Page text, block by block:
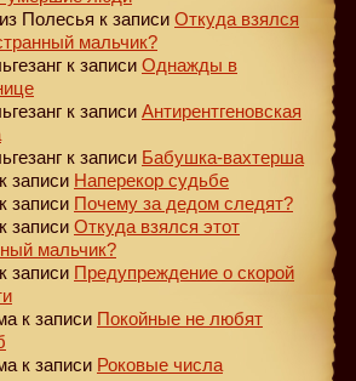
Полесья к записи Откуда взялся
мальчик?
к записи Однажды в
к записи Антирентгеновская
к записи Бабушка-вахтерша
к записи Наперекор судьбе
к записи Почему за дедом следят?
к записи Откуда взялся этот
мальчик?
к записи Предупреждение о скорой
к записи Покойные не любят
к записи Роковые числа